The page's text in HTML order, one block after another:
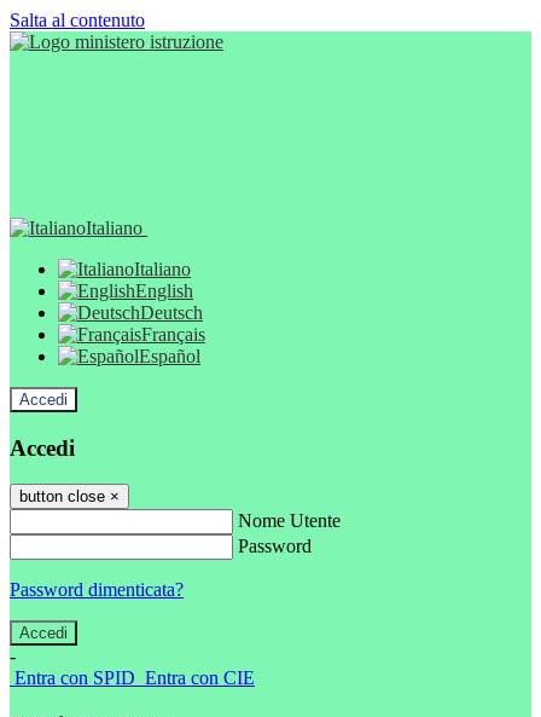
Salta al contenuto
Italiano
Italiano
English
Deutsch
Français
Español
Accedi
Accedi
button close ×
Nome Utente
Password
Password dimenticata?
-
Entra con SPID Entra con CIE